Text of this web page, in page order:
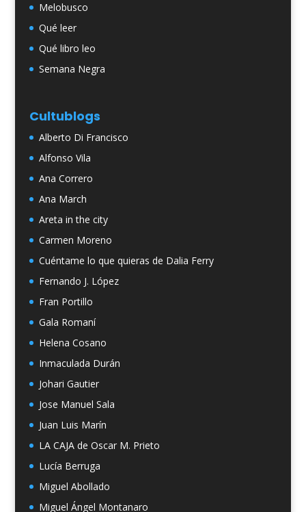
Melobusco
Qué leer
Qué libro leo
Semana Negra
Cultublogs
Alberto Di Francisco
Alfonso Vila
Ana Correro
Ana March
Areta in the city
Carmen Moreno
Cuéntame lo que quieras de Dalia Ferry
Fernando J. López
Fran Portillo
Gala Romaní
Helena Cosano
Inmaculada Durán
Johari Gautier
Jose Manuel Sala
Juan Luis Marín
LA CAJA de Oscar M. Prieto
Lucía Berruga
Miguel Abollado
Miguel Ángel Montanaro